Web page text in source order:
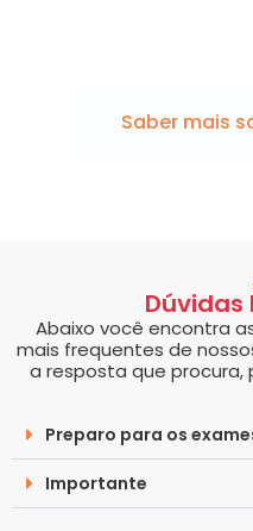
Saber mais
Dúvidas
Abaixo você encontra
mais frequentes de
a resposta que procura,
Preparo para os
Importante